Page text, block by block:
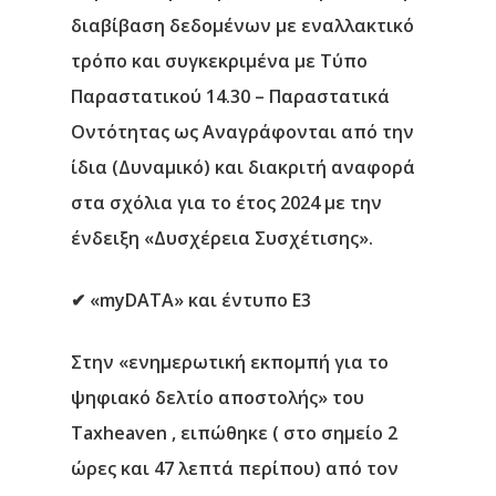
διαβίβαση δεδομένων με εναλλακτικό
τρόπο και συγκεκριμένα με Τύπο
Παραστατικού 14.30 – Παραστατικά
Οντότητας ως Αναγράφονται από την
ίδια (Δυναμικό) και διακριτή αναφορά
στα σχόλια για το έτος 2024 με την
ένδειξη «Δυσχέρεια Συσχέτισης».
✔ «myDATA» και έντυπο Ε3
Στην «ενημερωτική εκπομπή για το
ψηφιακό δελτίο αποστολής» του
Taxheaven , ειπώθηκε ( στο σημείο 2
ώρες και 47 λεπτά περίπου) από τον